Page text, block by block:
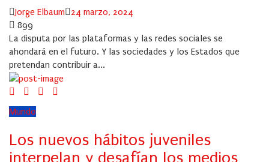
Author
Jorge Elbaum
Posted
24 marzo, 2024
899
La disputa por las plataformas y las redes sociales se
ahondará en el futuro. Y las sociedades y los Estados que
pretendan contribuir a...
Mundo
Los nuevos hábitos juveniles
interpelan y desafían los medios